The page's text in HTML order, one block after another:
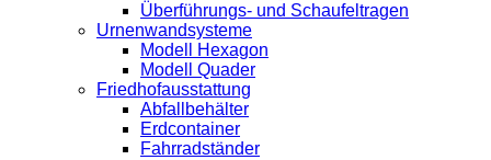
Überführungs- und Schaufeltragen
Urnenwandsysteme
Modell Hexagon
Modell Quader
Friedhofausstattung
Abfallbehälter
Erdcontainer
Fahrradständer